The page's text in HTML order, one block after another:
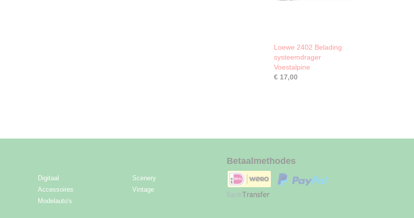
Loewe 2402 Belading
systeemdrager
Voestalpine
€ 17,00
Digitaal
Accessoires
Modelauto's
Scenery
Vintage
Betaalmethodes